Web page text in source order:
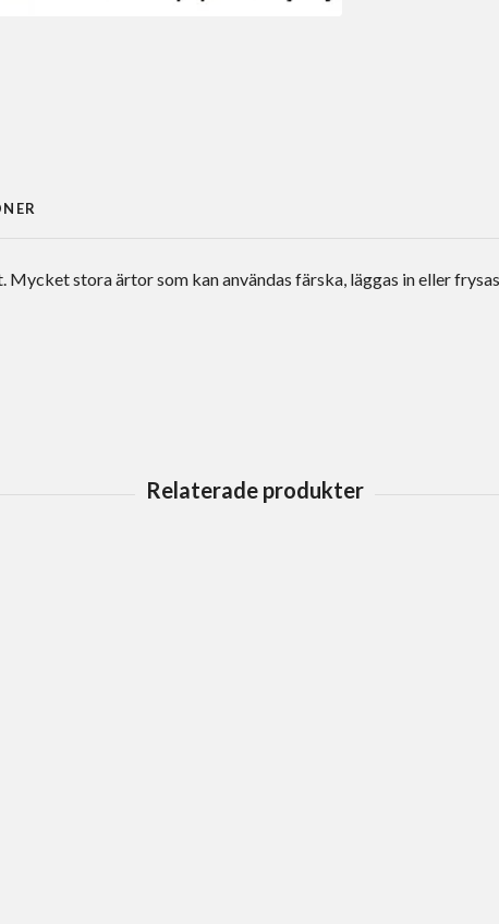
stora ärtor som kan användas färska, läggas in eller